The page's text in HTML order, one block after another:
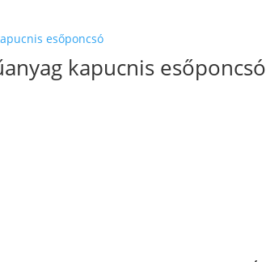
kapucnis esőponcsó